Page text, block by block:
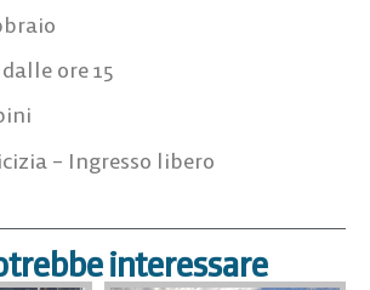
dalle ore 15
– Ingresso libero
interessare